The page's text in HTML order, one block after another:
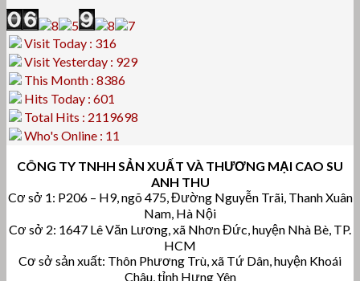
Visit Today : 316
Visit Yesterday : 929
This Month : 8386
Hits Today : 601
Total Hits : 2119698
Who's Online : 11
CÔNG TY TNHH SẢN XUẤT VÀ THƯƠNG MẠI CAO SU
ANH THU
Cơ sở 1: P206 – H9, ngõ 475, Đường Nguyễn Trãi, Thanh Xuân
Nam, Hà Nội
Cơ sở 2: 1647 Lê Văn Lương, xã Nhơn Đức, huyện Nhà Bè, TP.
HCM
Cơ sở sản xuất: Thôn Phương Trù, xã Tứ Dân, huyện Khoái
Châu, tỉnh Hưng Yên